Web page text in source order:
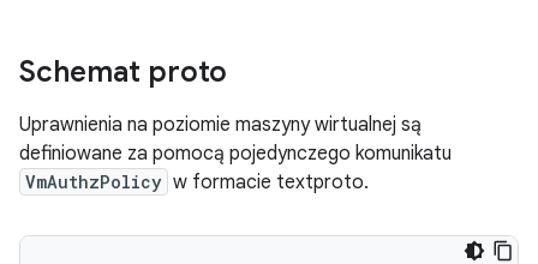
Schemat proto
Uprawnienia na poziomie maszyny wirtualnej są
definiowane za pomocą pojedynczego komunikatu
VmAuthzPolicy w formacie textproto.